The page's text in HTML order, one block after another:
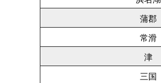
蒲郡
常滑
津
三国